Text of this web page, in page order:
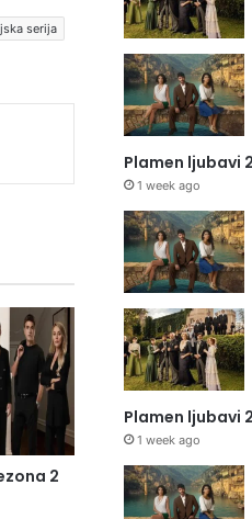
serija
2
Plamen ljubavi
1 week ago
Plamen ljubavi
1 week ago